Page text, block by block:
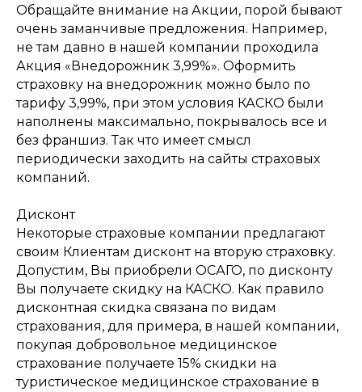
Обращайте внимание на Акции, порой бывают
очень заманчивые предложения. Например,
не там давно в нашей компании проходила
Акция «Внедорожник 3,99%». Оформить
страховку на внедорожник можно было по
тарифу 3,99%, при этом условия КАСКО были
наполнены максимально, покрывалось все и
без франшиз. Так что имеет смысл
периодически заходить на сайты страховых
компаний.
Дисконт
Некоторые страховые компании предлагают
своим Клиентам дисконт на вторую страховку.
Допустим, Вы приобрели ОСАГО, по дисконту
Вы получаете скидку на КАСКО. Как правило
дисконтная скидка связана по видам
страхования, для примера, в нашей компании,
покупая добровольное медицинское
страхование получаете 15% скидки на
туристическое медицинское страхование в